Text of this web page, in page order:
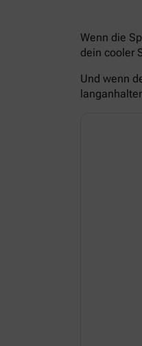
Wenn die
dein cooler
Und wenn